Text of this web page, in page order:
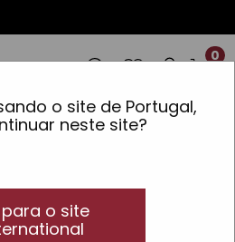
o site de Portugal,
neste site?
o site
0
REALIZADAS
de cabelo
anti-queda de cabelo